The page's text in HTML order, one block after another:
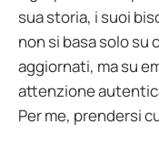
sua storia, i suoi
non si basa solo
aggiornati, ma su
attenzione
Per me, prendersi